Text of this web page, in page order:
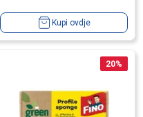
Kupi ovdje
20%